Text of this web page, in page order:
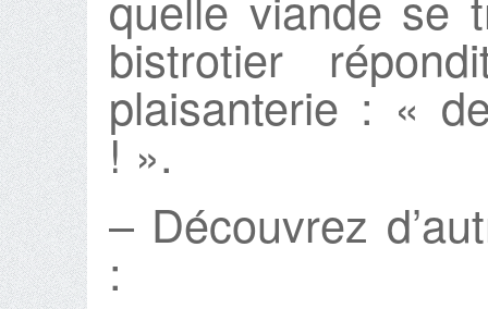
bistrotier
plaisanterie : «
! ».
– Découvrez
: